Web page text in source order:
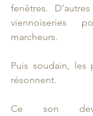
fenêtres.
viennoiseries
marcheurs.
Puis soudain, les
résonnent.
Ce son